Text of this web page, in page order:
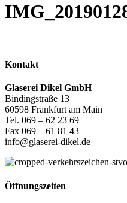
Kontakt
Glaserei Dikel GmbH
Bindingstraße 13
60598 Frankfurt am Main
Tel. 069 – 62 23 69
Fax 069 – 61 81 43
info@glaserei-dikel.de
Öffnungszeiten